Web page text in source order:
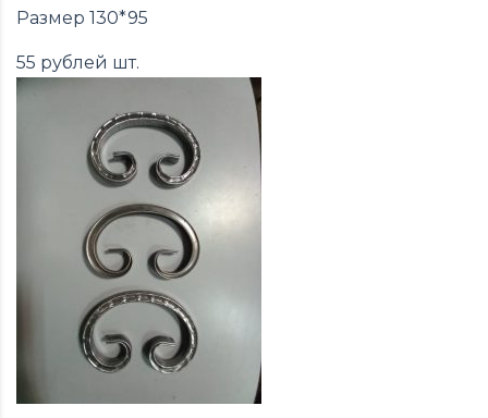
Размер 130*95
55 рублей шт.